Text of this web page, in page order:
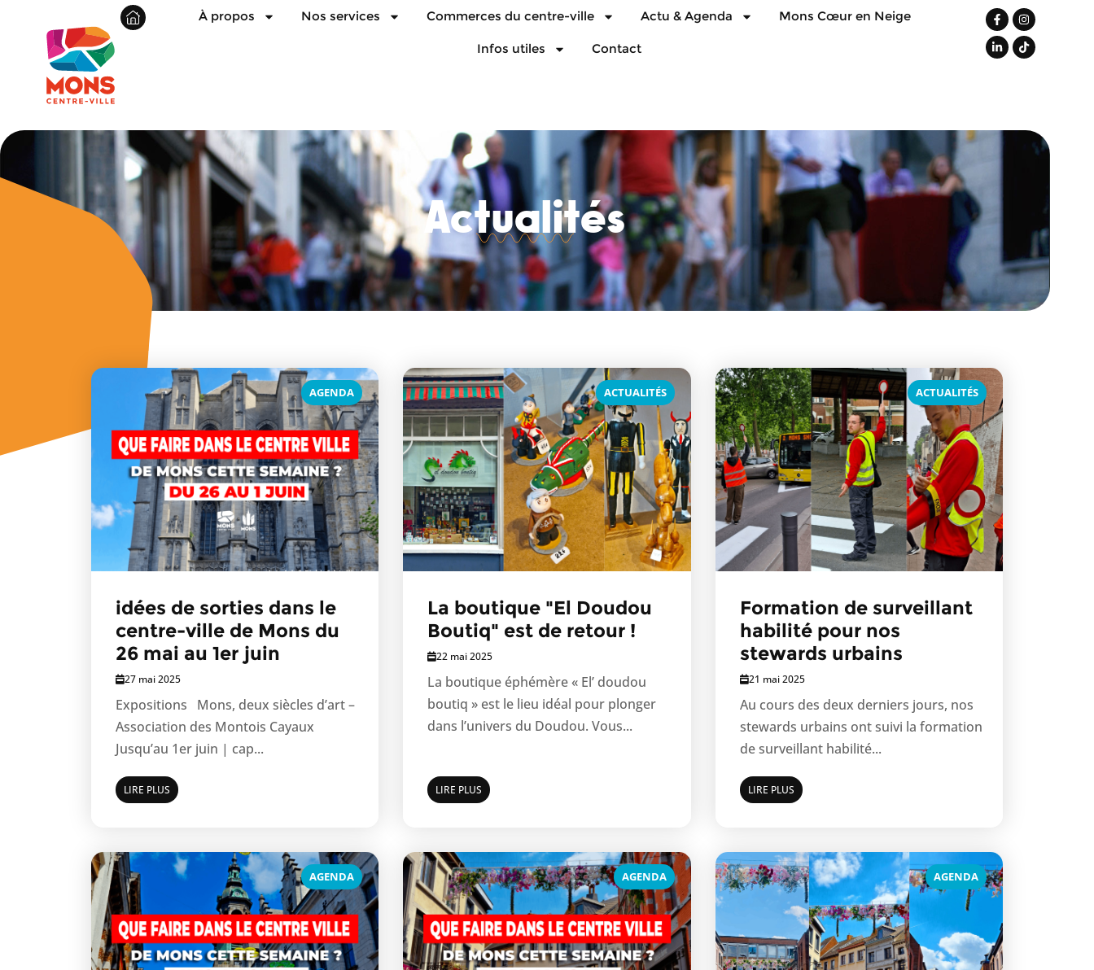
À propos Nos services Commerces du centre-ville Actu & Agenda Mons Cœur en Neige
Infos utiles Contact
Actualités
AGENDA
idées de sorties dans le
centre-ville de Mons du
26 mai au 1er juin
27 mai 2025
Expositions Mons, deux siècles d’art –
Association des Montois Cayaux
Jusqu’au 1er juin | cap...
LIRE PLUS
ACTUALITÉS
La boutique "El Doudou
Boutiq" est de retour !
22 mai 2025
La boutique éphémère « El’ doudou
boutiq » est le lieu idéal pour plonger
dans l’univers du Doudou. Vous...
LIRE PLUS
ACTUALITÉS
Formation de surveillant
habilité pour nos
stewards urbains
21 mai 2025
Au cours des deux derniers jours, nos
stewards urbains ont suivi la formation
de surveillant habilité...
LIRE PLUS
AGENDA AGENDA AGENDA